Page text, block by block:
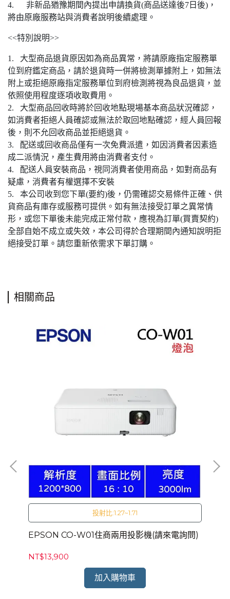
4. 非新品猶豫期間內提出申請換貨(商品送達後7日後)，
將由原廠服務站與消費者說明後續處理。
<<特別說明>>
1. 大型商品退貨原因如為商品異常，將請原廠指定服務單
位到府鑑定商品，請於退貨時一併將檢測單據附上，如無法
附上或拒絕原廠指定服務單位到府檢測將視為良品退貨，並
依照使用程度逐項收取費用。
2. 大型商品回收時將於回收地點現場基本商品狀況確認，
如消費者拒絕人員確認或無法於取回地點確認，經人員回報
後，則不允回收商品並拒絕退貨。
3. 配送或回收商品僅有一次免費派遣，如因消費者因素造
成二派情況，產生費用將由消費者支付。
4. 配送人員安裝商品，視同消費者使用商品，如對商品有
疑慮，消費者有權選擇不安裝
5. 本公司收到您下單(要約)後，仍需確認交易條件正確、供
貨商品有庫存或服務可提供。如有無法接受訂單之異常情
形，或您下單後未能完成正常付款，應視為訂單(買賣契約)
全部自始不成立或失效，本公司得於合理期間內通知說明拒
絕接受訂單。請您重新依需求下單訂購。
相關商品
投射比:1.27~1.71
EPSON CO-W01住商兩用投影機(請來電詢問)
NT$13,900
加入購物車